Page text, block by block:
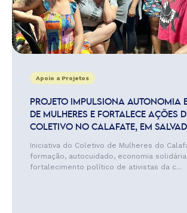
Apoio a Projetos
PROJETO IMPULSIONA AUTONOMIA
DE MULHERES E FORTALECE AÇÕES
COLETIVO NO CALAFATE, EM
Iniciativa do Coletivo de Mulheres do
formação, autocuidado, economia
fortalecimento político de ativistas da c...